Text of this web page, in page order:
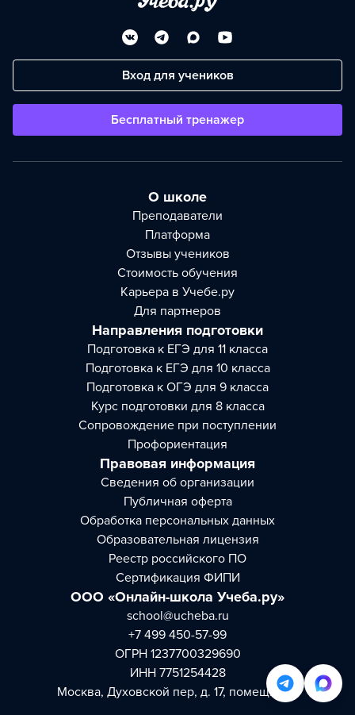
Вход для учеников
Бесплатный тренажер
О школе
Преподаватели
Платформа
Отзывы учеников
Стоимость обучения
Карьера в Учебе.ру
Для партнеров
Направления подготовки
Подготовка к ЕГЭ для 11 класса
Подготовка к ЕГЭ для 10 класса
Подготовка к ОГЭ для 9 класса
Курс подготовки для 8 класса
Сопровождение при поступлении
Профориентация
Правовая информация
Сведения об организации
Публичная оферта
Обработка персональных данных
Образовательная лицензия
Реестр российского ПО
Сертификация ФИПИ
ООО «Онлайн-школа Учеба.ру»
school@ucheba.ru
+7 499 450-57-99
ОГРН 1237700329690
ИНН 7751254428
Москва, Духовской пер, д. 17, помещ. 1/7/1